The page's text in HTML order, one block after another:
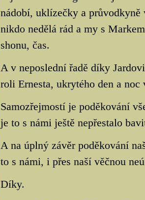
nádobí, uklízečky a průvodkyně
nikdo nedělá rád a my s
shonu, čas.
A v neposlední řadě díky
roli Ernesta, ukrytého den a
Samozřejmostí je poděkování
je to s námi ještě nepřestalo
A na úplný závěr poděkování
to s námi, i přes naší věčnou
Díky.